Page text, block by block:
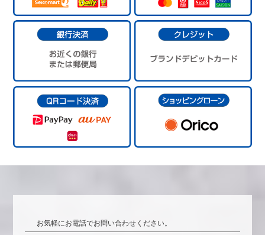
お気軽にお電話でお問い合わせください。